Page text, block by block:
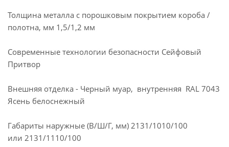
Толщина металла с порошковым покрытием короба /
полотна, мм 1,5/1,2 мм
Современные технологии безопасности Сейфовый
Притвор
Внешняя отделка - Черный муар, внутренняя RAL 7043
Ясень белоснежный
Габариты наружные (В/Ш/Г, мм) 2131/1010/100
или 2131/1110/100